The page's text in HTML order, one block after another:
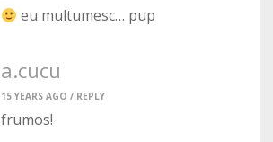
eu multumesc… pup
a.cucu
15 YEARS AGO / REPLY
frumos!